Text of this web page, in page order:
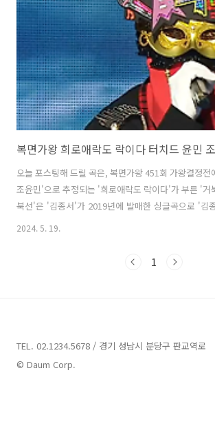
오늘 포스팅해 드릴 곡은, 복면가왕 451회 가왕결정전
조윤민'으로 추정되는 '희로애락도 락이다'가 부른 '거
북선'은 '김종서'가 2019년에 발매한 싱글곡으로 '김
했습니다. '희로애락도 락이다'가 적막함을 채우는 특유
였습니다. 또한 노래에 실린 압도적인 위용과 거친 파도
2024. 5. 19.
1
TEL. 02.1234.5678 / 경기 성남시 분당구 판교역로
© Daum Corp.